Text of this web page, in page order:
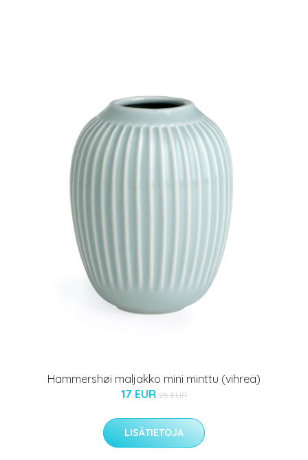
Hammershøi maljakko mini minttu (vihreä)
17 EUR 25 EUR
LISÄTIETOJA